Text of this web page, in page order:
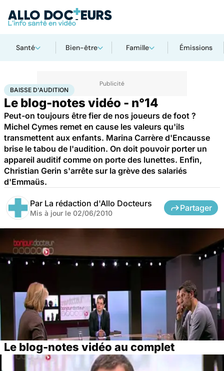
Santé Bien-être Famille Émissions
AccueilSantéMaladies Baisse d'audition
BAISSE D'AUDITION
Le blog-notes vidéo - n°14
Peut-on toujours être fier de nos joueurs de foot ?
Michel Cymes remet en cause les valeurs qu'ils
transmettent aux enfants. Marina Carrère d'Encausse
brise le tabou de l'audition. On doit pouvoir porter un
appareil auditif comme on porte des lunettes. Enfin,
Christian Gerin s'arrête sur la grève des salariés
d'Emmaüs.
Par La rédaction d'Allo Docteurs
Mis à jour le 02/06/2010
Partager
Le blog-notes vidéo au complet